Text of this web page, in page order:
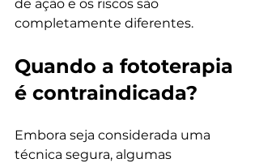
de ação e os riscos são
completamente diferentes.
Quando a fototerapia
é contraindicada?
Embora seja considerada uma
técnica segura, algumas